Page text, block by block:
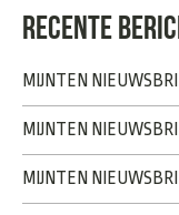
RECENTE
MIJNTEN
MIJNTEN
MIJNTEN